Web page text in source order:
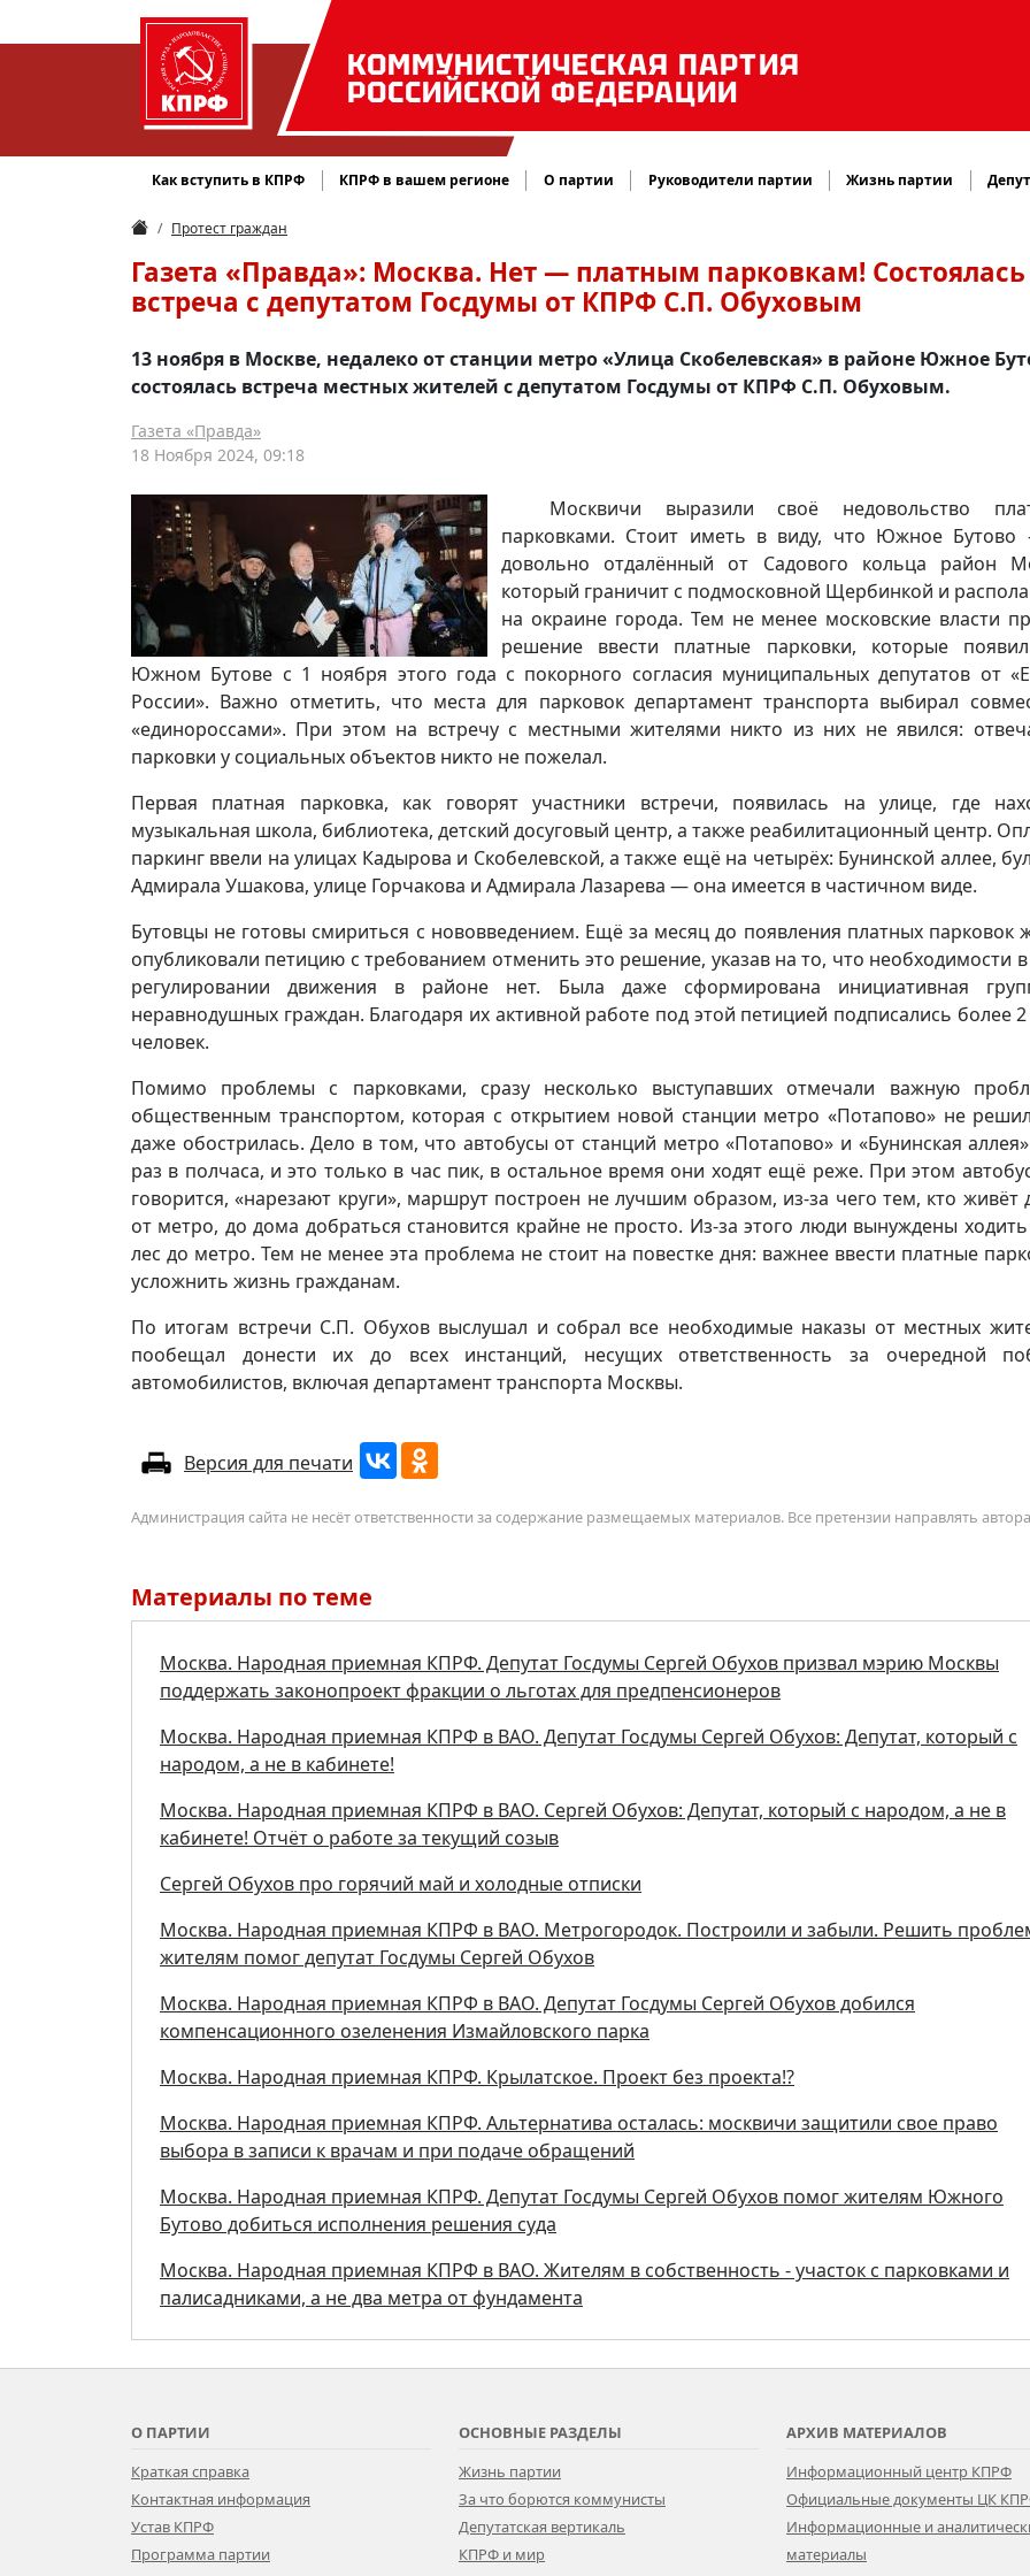
КОММУНИСТИЧЕСКАЯ ПАРТИЯ
РОССИЙСКОЙ ФЕДЕРАЦИИ
Как вступить в КПРФ КПРФ в вашем регионе О партии Руководители партии Жизнь партии
Протест граждан
Газета «Правда»: Москва. Нет — платным парковкам! Состоялась
встреча с депутатом Госдумы от КПРФ С.П. Обуховым
13 ноября в Москве, недалеко от станции метро «Улица Скобелевская» в районе Южное
состоялась встреча местных жителей с депутатом Госдумы от КПРФ С.П. Обуховым.
Газета «Правда»
18 Ноября 2024, 09:18
Москвичи выразили своё недовольство
парковками. Стоит иметь в виду, что Южное
довольно отдалённый от Садового кольца район
который граничит с подмосковной Щербинкой и
на окраине города. Тем не менее московские власти
решение ввести платные парковки, которые
Южном Бутове с 1 ноября этого года с покорного согласия муниципальных депутатов от
России». Важно отметить, что места для парковок департамент транспорта выбирал
«единороссами». При этом на встречу с местными жителями никто из них не явился:
парковки у социальных объектов никто не пожелал.
Первая платная парковка, как говорят участники встречи, появилась на улице, где
музыкальная школа, библиотека, детский досуговый центр, а также реабилитационный центр.
паркинг ввели на улицах Кадырова и Скобелевской, а также ещё на четырёх: Бунинской аллее,
Адмирала Ушакова, улице Горчакова и Адмирала Лазарева — она имеется в частичном виде.
Бутовцы не готовы смириться с нововведением. Ещё за месяц до появления платных парковок
опубликовали петицию с требованием отменить это решение, указав на то, что необходимости
регулировании движения в районе нет. Была даже сформирована инициативная
неравнодушных граждан. Благодаря их активной работе под этой петицией подписались более
человек.
Помимо проблемы с парковками, сразу несколько выступавших отмечали важную
общественным транспортом, которая с открытием новой станции метро «Потапово» не
даже обострилась. Дело в том, что автобусы от станций метро «Потапово» и «Бунинская
раз в полчаса, и это только в час пик, в остальное время они ходят ещё реже. При этом
говорится, «нарезают круги», маршрут построен не лучшим образом, из-за чего тем, кто живёт
от метро, до дома добраться становится крайне не просто. Из-за этого люди вынуждены
лес до метро. Тем не менее эта проблема не стоит на повестке дня: важнее ввести платные
усложнить жизнь гражданам.
По итогам встречи С.П. Обухов выслушал и собрал все необходимые наказы от местных
пообещал донести их до всех инстанций, несущих ответственность за очередной
автомобилистов, включая департамент транспорта Москвы.
Версия для печати
Администрация сайта не несёт ответственности за содержание размещаемых материалов. Все претензии направлять
Материалы по теме
Москва. Народная приемная КПРФ. Депутат Госдумы Сергей Обухов призвал мэрию Москвы
поддержать законопроект фракции о льготах для предпенсионеров
Москва. Народная приемная КПРФ в ВАО. Депутат Госдумы Сергей Обухов: Депутат, который с
народом, а не в кабинете!
Москва. Народная приемная КПРФ в ВАО. Сергей Обухов: Депутат, который с народом, а не в
кабинете! Отчёт о работе за текущий созыв
Сергей Обухов про горячий май и холодные отписки
Москва. Народная приемная КПРФ в ВАО. Метрогородок. Построили и забыли. Решить
жителям помог депутат Госдумы Сергей Обухов
Москва. Народная приемная КПРФ в ВАО. Депутат Госдумы Сергей Обухов добился
компенсационного озеленения Измайловского парка
Москва. Народная приемная КПРФ. Крылатское. Проект без проекта!?
Москва. Народная приемная КПРФ. Альтернатива осталась: москвичи защитили свое право
выбора в записи к врачам и при подаче обращений
Москва. Народная приемная КПРФ. Депутат Госдумы Сергей Обухов помог жителям Южного
Бутово добиться исполнения решения суда
Москва. Народная приемная КПРФ в ВАО. Жителям в собственность - участок с парковками и
палисадниками, а не два метра от фундамента
О ПАРТИИ
Краткая справка
Контактная информация
Устав КПРФ
Программа партии
ОСНОВНЫЕ РАЗДЕЛЫ
Жизнь партии
За что борются коммунисты
Депутатская вертикаль
КПРФ и мир
АРХИВ МАТЕРИАЛОВ
Информационный центр КПРФ
Официальные документы ЦК
Информационные и
материалы